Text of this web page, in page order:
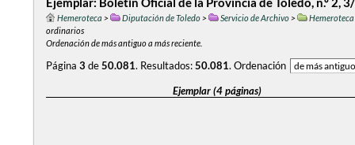
Hemeroteca > Diputación de Toledo> Servicio de Archivo> Hemeroteca
ordinarios
Ordenación de más antiguo a más reciente.
Página 3 de50.081. Resultados:50.081. Ordenación
Ejemplar (4 páginas)